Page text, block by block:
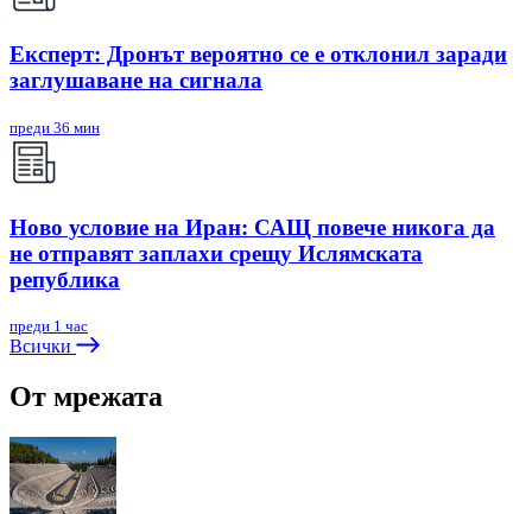
Експерт: Дронът вероятно се е отклонил заради
заглушаване на сигнала
преди 36 мин
Ново условие на Иран: САЩ повече никога да
не отправят заплахи срещу Ислямската
република
преди 1 час
Всички
От мрежата